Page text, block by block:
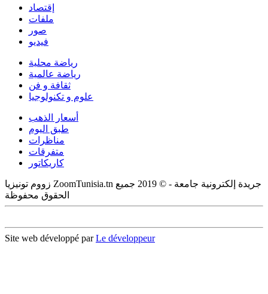
إقتصاد
ملفات
صور
فيديو
رياضة محلية
رياضة عالمية
ثقافة و فن
علوم و تكنولوجيا
أسعار الذهب
طبق اليوم
مناظرات
متفرقات
كاريكاتور
زووم تونيزيا ZoomTunisia.tn جريدة إلكترونية جامعة - © 2019 جميع
الحقوق محفوظة
Site web développé parLe développeur